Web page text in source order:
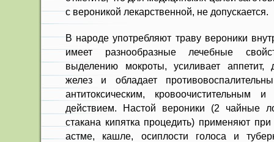
с вероникой лекарственной, не допускается.
В народе употребляют траву вероники
имеет разнообразные лечебные
выделению мокроты, усиливает аппетит,
желез и обладает
антитокси­ческим, кровоочистительным
действием. Настой вероники (2 чайные
стакана кипятка процедить) применяют
астме, кашле, осиплости голоса и